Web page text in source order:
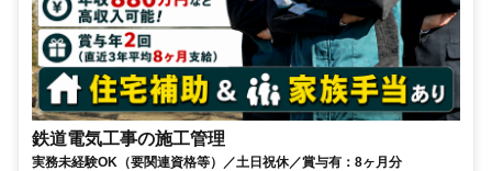
鉄道電気工事の施工管理
実務未経験OK（要関連資格等）／土日祝休／賞与有：8ヶ月分